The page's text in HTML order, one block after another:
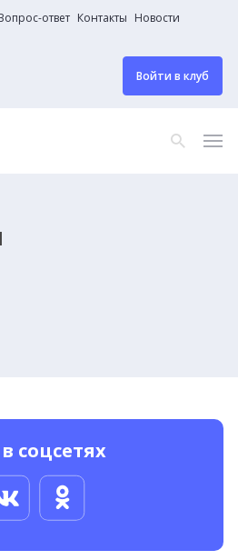
ответ Контакты Новости
Войти в клуб
соцсетях